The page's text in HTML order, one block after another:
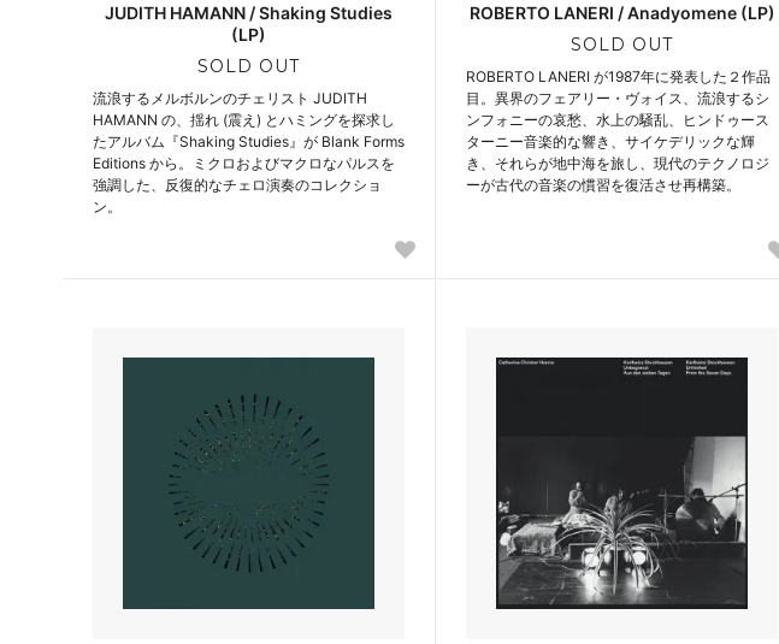
JUDITH HAMANN / Shaking Studies
(LP)
SOLD OUT
流浪するメルボルンのチェリスト JUDITH
HAMANN の、揺れ (震え) とハミングを探求し
たアルバム『Shaking Studies』が Blank Forms
Editions から。ミクロおよびマクロなパルスを
強調した、反復的なチェロ演奏のコレクショ
ン。
ROBERTO LANERI / Anadyomene (LP)
SOLD OUT
ROBERTO LANERI が1987年に発表した２作品
目。異界のフェアリー・ヴォイス、流浪するシ
ンフォニーの哀愁、水上の騒乱、ヒンドゥース
ターニー音楽的な響き、サイケデリックな輝
き、それらが地中海を旅し、現代のテクノロジ
ーが古代の音楽の慣習を復活させ再構築。